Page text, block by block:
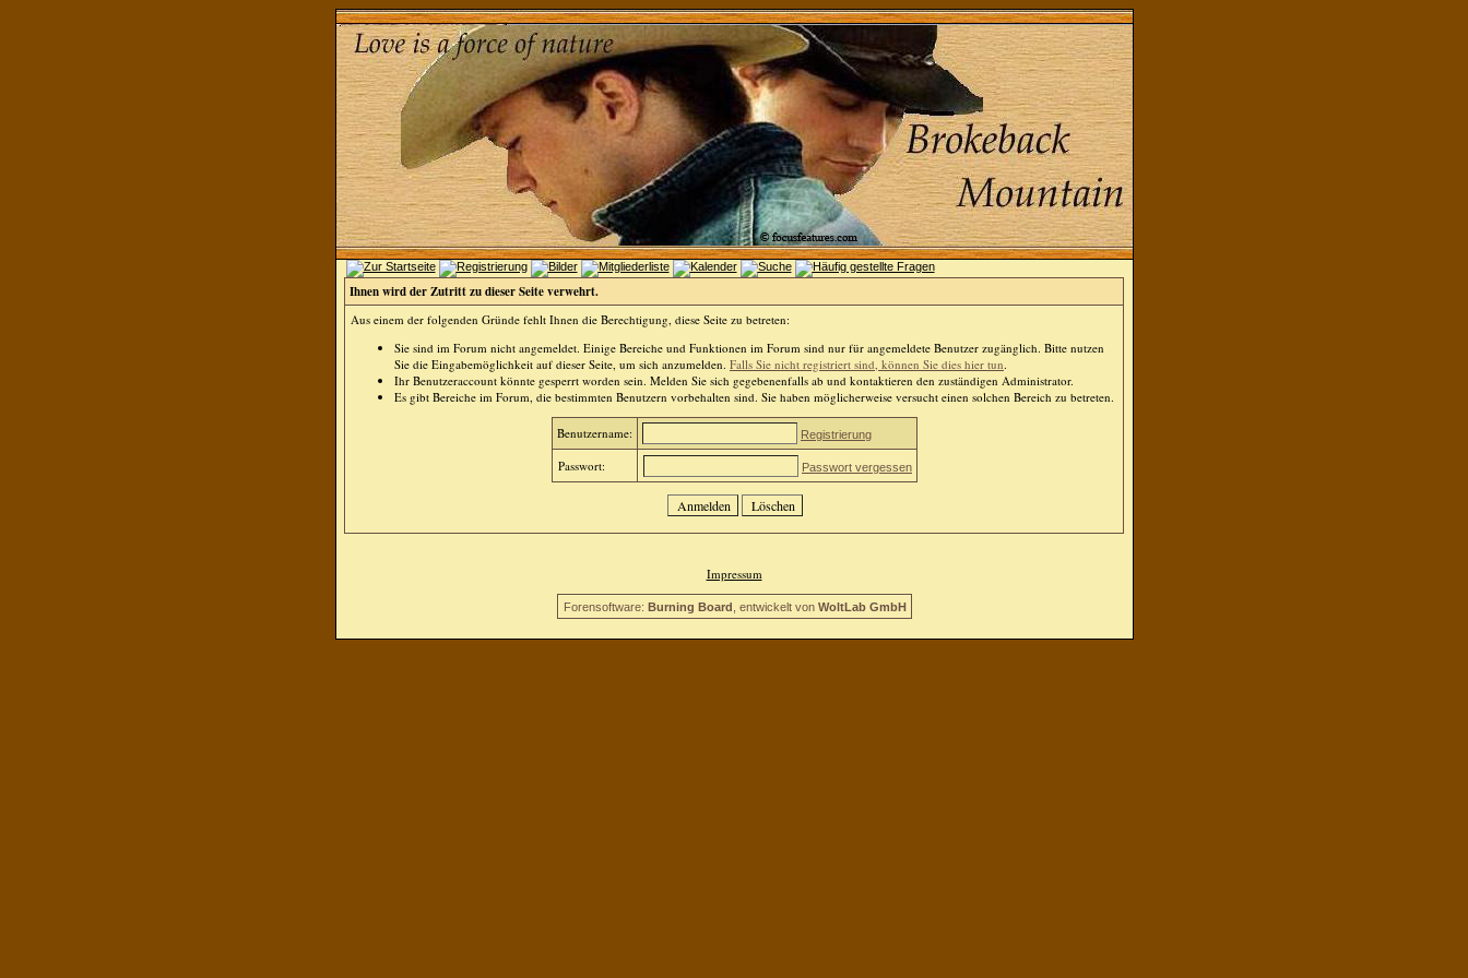
Ihnen wird der Zutritt zu dieser Seite verwehrt.
Aus einem der folgenden Gründe fehlt Ihnen die Berechtigung, diese Seite zu betreten:
Sie sind im Forum nicht angemeldet. Einige Bereiche und Funktionen im Forum sind nur für angemeldete Benutzer zugänglich. Bitte nutzen
Sie die Eingabemöglichkeit auf dieser Seite, um sich anzumelden. Falls Sie nicht registriert sind, können Sie dies hier tun.
Ihr Benutzeraccount könnte gesperrt worden sein. Melden Sie sich gegebenenfalls ab und kontaktieren den zuständigen Administrator.
Es gibt Bereiche im Forum, die bestimmten Benutzern vorbehalten sind. Sie haben möglicherweise versucht einen solchen Bereich zu betreten.
Benutzername: Registrierung
Passwort: Passwort vergessen
Impressum
Forensoftware: Burning Board , entwickelt von WoltLab GmbH